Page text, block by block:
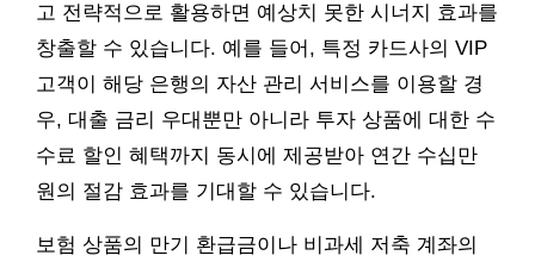
고 전략적으로 활용하면 예상치 못한 시너지 효과를
창출할 수 있습니다. 예를 들어, 특정 카드사의 VIP
고객이 해당 은행의 자산 관리 서비스를 이용할 경
우, 대출 금리 우대뿐만 아니라 투자 상품에 대한 수
수료 할인 혜택까지 동시에 제공받아 연간 수십만
원의 절감 효과를 기대할 수 있습니다.
보험 상품의 만기 환급금이나 비과세 저축 계좌의